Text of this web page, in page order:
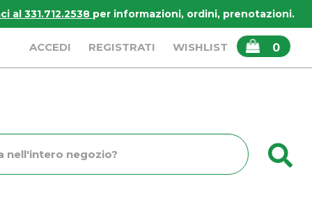
al 331.712.2538 per informazioni, ordini, prenotazioni.
ACCEDI REGISTRATI WISHLIST 0
ARTICOLI
INSERITI